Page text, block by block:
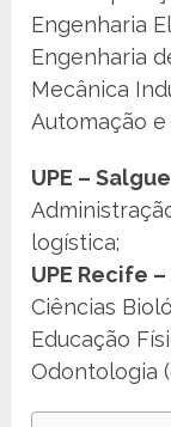
Engenharia
Engenharia
Mecânica
Automação
UPE –
logística;
UPE Recife
Ciências
Educação
Odontologia